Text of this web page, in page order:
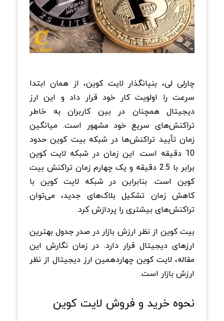
چارلی لی، بنیانگذار لایت کوین، از همان ابتدا
سرعت را اولویت کار خود قرار داد و این ارز
دیجیتال همچنان در بین کاربران به خاطر
تراکنش‌های سریع خود مشهور است. میانگین
زمان تأیید تراکنش‌ها در شبکه بیت کوین حدود
10 دقیقه است. این زمان در شبکه لایت کوین
برابر با 2.5 دقیقه و یک چهارم زمان تراکنش بیت
کوین است. بنابراین در شبکه لایت کوین با
کاهش زمان تشکیل بلاک‌های جدید، می‌توان
تراکنش‌های بیشتری را پردازش کرد.
بیت کوین از نظر ارزش بازار در صدر جدول بهترین
ارزهای دیجیتال قرار دارد. در زمان نگارش این
مقاله، لایت کوین چهاردهمین ارز دیجیتال از نظر
ارزش بازار است.
نحوه خرید و فروش لایت کوین